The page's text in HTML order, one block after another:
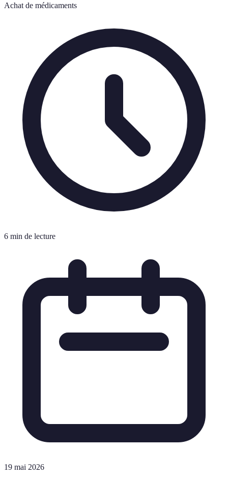
Achat de médicaments
6 min de lecture
19 mai 2026